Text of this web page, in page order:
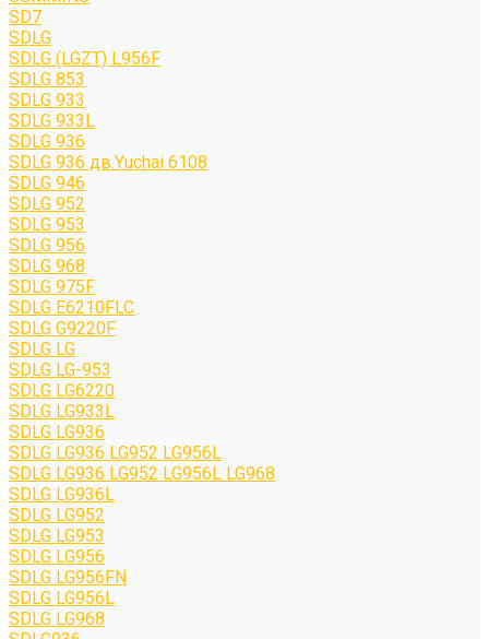
SD7
SDLG
SDLG (LGZT) L956F
SDLG 853
SDLG 933
SDLG 933L
SDLG 936
SDLG 936 дв.Yuchai 6108
SDLG 946
SDLG 952
SDLG 953
SDLG 956
SDLG 968
SDLG 975F
SDLG E6210FLC
SDLG G9220F
SDLG LG
SDLG LG-953
SDLG LG6220
SDLG LG933L
SDLG LG936
SDLG LG936 LG952 LG956L
SDLG LG936 LG952 LG956L LG968
SDLG LG936L
SDLG LG952
SDLG LG953
SDLG LG956
SDLG LG956FN
SDLG LG956L
SDLG LG968